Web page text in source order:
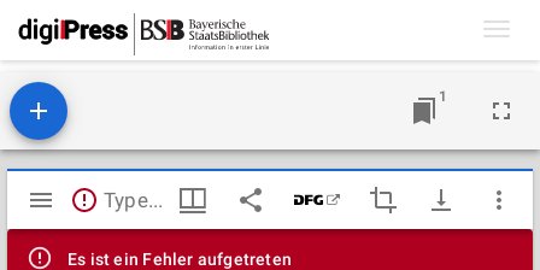
1
Mirador
Viewer
TypeError: Failed to fetch
Es ist ein Fehler aufgetreten